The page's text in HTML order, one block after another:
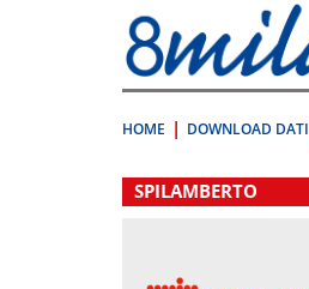
direttamente
a:
Contenuto
HOME DOWNLOAD DATI
.
SPILAMBERTO